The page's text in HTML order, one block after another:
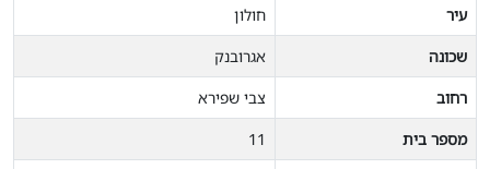
עיר
חולון
שכונה
אגרובנק
רחוב
צבי שפירא
מספר בית
11